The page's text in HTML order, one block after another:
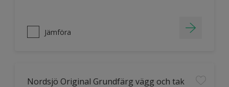
Jämföra
Nordsjö Original Grundfärg vägg och tak